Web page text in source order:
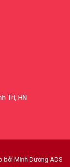
Trì, HN
bởi Minh Dương ADS